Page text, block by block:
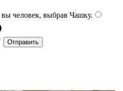
человек, выбрав Чашку.